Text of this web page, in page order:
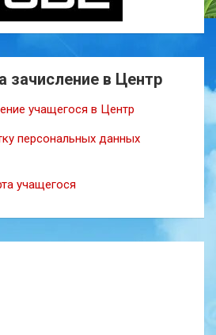
зачисление в Центр
учащегося в Центр
персональных данных
учащегося